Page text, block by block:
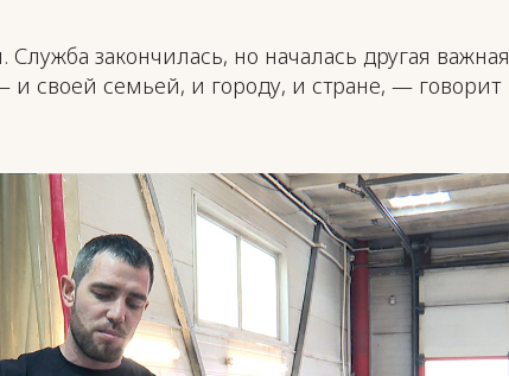
закончилась, но началась другая важная
и своей семьей, и городу, и стране, — говорит